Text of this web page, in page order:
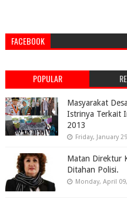
FACEBOOK
POPULAR
Masyarakat
Istrinya Terkait
2013
Friday, January
Matan Direktur
Ditahan Polisi.
Monday, April